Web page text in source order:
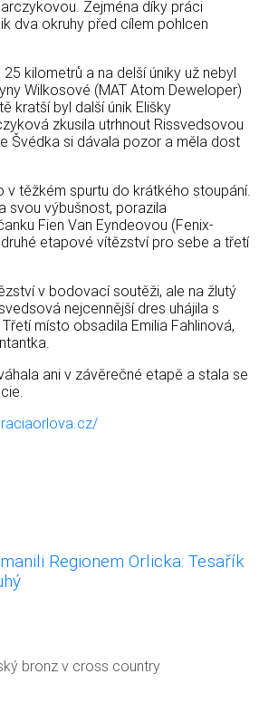
Zejména díky práci
dva okruhy před cílem pohlcen
kilometrů a na delší úniky už nebyl
Wilkosové (MAT Atom Deweloper)
kratší byl další únik Elišky
zkusila utrhnout Rissvedsovou
Švédka si dávala pozor a měla dost
v těžkém spurtu do krátkého stoupání.
svou výbušnost, porazila
Fien Van Eyndeovou (Fenix-
etapové vítězství pro sebe a třetí
v bodovací soutěži, ale na žlutý
nejcennější dres uhájila s
místo obsadila Emilia Fahlinová,
ani v závěrečné etapě a stala se
Regionem Orlicka: Tesařík
bronz v cross country